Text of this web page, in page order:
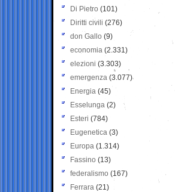
Di Pietro (101)
Diritti civili (276)
don Gallo (9)
economia (2.331)
elezioni (3.303)
emergenza (3.077)
Energia (45)
Esselunga (2)
Esteri (784)
Eugenetica (3)
Europa (1.314)
Fassino (13)
federalismo (167)
Ferrara (21)